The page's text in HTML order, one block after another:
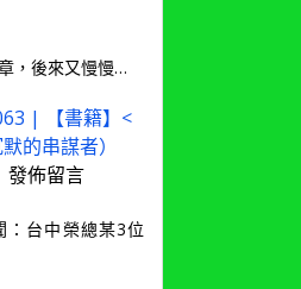
，後來又慢慢…
| 【書籍】<
的串謀者）
發佈留言
：台中榮總某3位